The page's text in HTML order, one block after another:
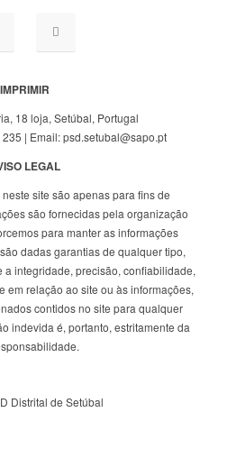
IMPRIMIR
18 loja, Setúbal, Portugal
| Email: psd.setubal@sapo.pt
LEGAL
site são apenas para fins de
são fornecidas pela organização
para manter as informações
dadas garantias de qualquer tipo,
a integridade, precisão, confiabilidade,
relação ao site ou às informações,
contidos no site para qualquer
indevida é, portanto, estritamente da
Distrital de Setúbal